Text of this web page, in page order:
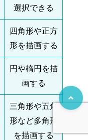
選択できる
四角形や正方
形を描画する
円や楕円を描
画する
三角形や五角
形など多角形
を描画する